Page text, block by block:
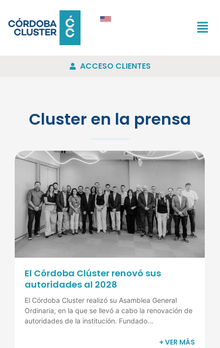
ACCESO CLIENTES
Cluster en la prensa
El Córdoba Clúster renovó sus
autoridades al 2028
El Córdoba Cluster realizó su Asamblea General
Ordinaria, en la que se llevó a cabo la renovación de
autoridades de la institución. Fundado...
+ VER MÁS